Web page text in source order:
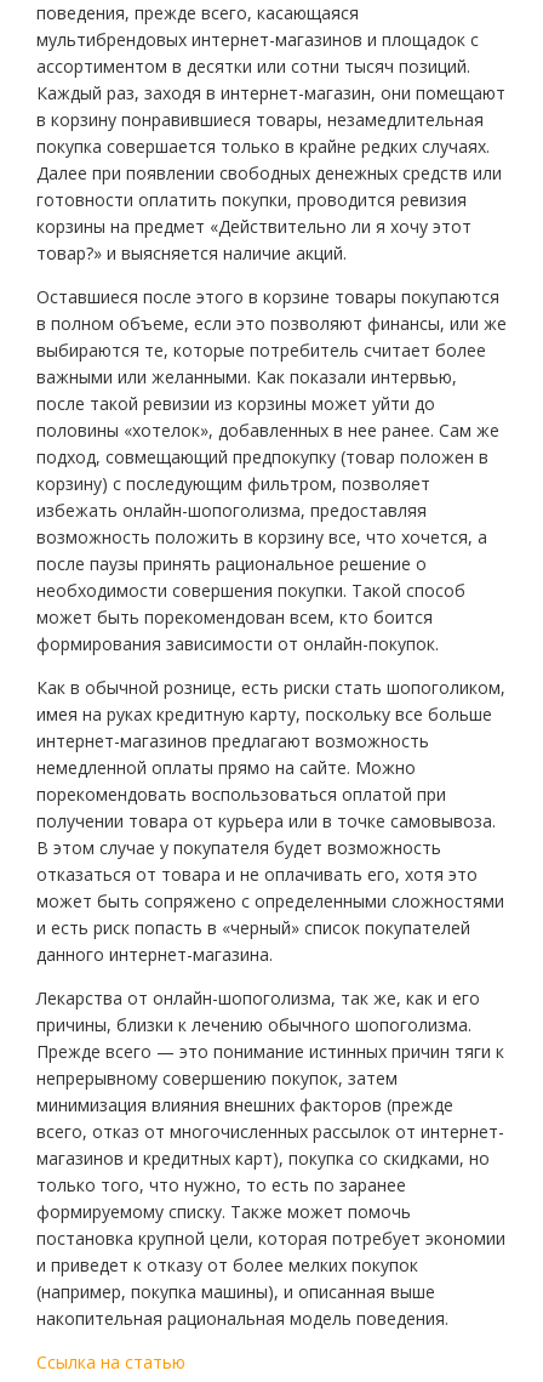
поведения, прежде всего, касающаяся
мультибрендовых интернет-магазинов и площадок с
ассортиментом в десятки или сотни тысяч позиций.
Каждый раз, заходя в интернет-магазин, они помещают
в корзину понравившиеся товары, незамедлительная
покупка совершается только в крайне редких случаях.
Далее при появлении свободных денежных средств или
готовности оплатить покупки, проводится ревизия
корзины на предмет «Действительно ли я хочу этот
товар?» и выясняется наличие акций.
Оставшиеся после этого в корзине товары покупаются
в полном объеме, если это позволяют финансы, или же
выбираются те, которые потребитель считает более
важными или желанными. Как показали интервью,
после такой ревизии из корзины может уйти до
половины «хотелок», добавленных в нее ранее. Сам же
подход, совмещающий предпокупку (товар положен в
корзину) с последующим фильтром, позволяет
избежать онлайн-шопоголизма, предоставляя
возможность положить в корзину все, что хочется, а
после паузы принять рациональное решение о
необходимости совершения покупки. Такой способ
может быть порекомендован всем, кто боится
формирования зависимости от онлайн-покупок.
Как в обычной рознице, есть риски стать шопоголиком,
имея на руках кредитную карту, поскольку все больше
интернет-магазинов предлагают возможность
немедленной оплаты прямо на сайте. Можно
порекомендовать воспользоваться оплатой при
получении товара от курьера или в точке самовывоза.
В этом случае у покупателя будет возможность
отказаться от товара и не оплачивать его, хотя это
может быть сопряжено с определенными сложностями
и есть риск попасть в «черный» список покупателей
данного интернет-магазина.
Лекарства от онлайн-шопоголизма, так же, как и его
причины, близки к лечению обычного шопоголизма.
Прежде всего — это понимание истинных причин тяги к
непрерывному совершению покупок, затем
минимизация влияния внешних факторов (прежде
всего, отказ от многочисленных рассылок от интернет-
магазинов и кредитных карт), покупка со скидками, но
только того, что нужно, то есть по заранее
формируемому списку. Также может помочь
постановка крупной цели, которая потребует экономии
и приведет к отказу от более мелких покупок
(например, покупка машины), и описанная выше
накопительная рациональная модель поведения.
Ссылка на статью